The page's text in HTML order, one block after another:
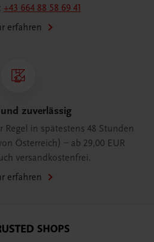
+43 664 88 58 69 41
erfahren
zuverlässig
Regel in spätestens 48 Stunden
Österreich) – ab 29,00 EUR
versandkostenfrei.
erfahren